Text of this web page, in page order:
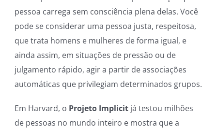
pessoa carrega sem consciência plena delas. Você
pode se considerar uma pessoa justa, respeitosa,
que trata homens e mulheres de forma igual, e
ainda assim, em situações de pressão ou de
julgamento rápido, agir a partir de associações
automáticas que privilegiam determinados grupos.
Em Harvard, o Projeto Implicit já testou milhões
de pessoas no mundo inteiro e mostra que a